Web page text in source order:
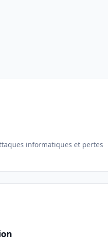
informatiques et pertes